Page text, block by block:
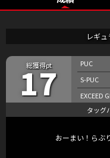
レギ
17
おーまい！らぶ